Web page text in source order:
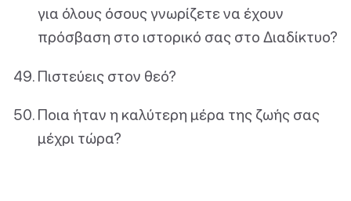
για όλους όσους γνωρίζετε να έχουν
πρόσβαση στο ιστορικό σας στο Διαδίκτυο?
Πιστεύεις στον θεό?
Ποια ήταν η καλύτερη μέρα της ζωής σας
μέχρι τώρα?